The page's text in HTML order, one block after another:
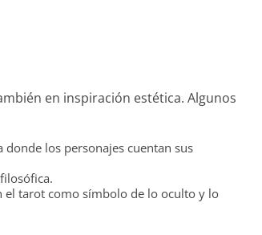
en inspiración estética. Algunos
donde los personajes cuentan sus
el tarot como símbolo de lo oculto y lo